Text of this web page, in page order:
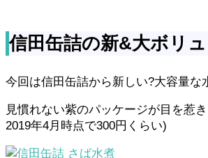
信田缶詰の新&大ボリュ
今回は信田缶詰から新しい?大容量な
見慣れない紫のパッケージが目を惹
2019年4月時点で300円くらい)